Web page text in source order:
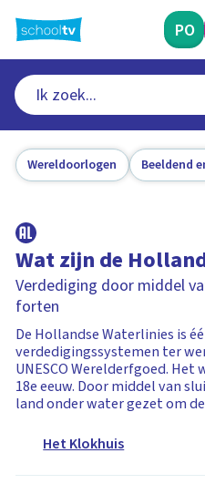
naar
hoofdinhoud
PO
Wereldoorlogen Beeldend
Wat zijn de
Verdediging door middel
forten
De Hollandse Waterlinies is
verdedigingssystemen ter
UNESCO Werelderfgoed. Het
18e eeuw. Door middel van
land onder water gezet om
Het Klokhuis